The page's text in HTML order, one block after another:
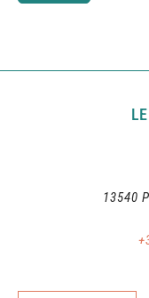
13540